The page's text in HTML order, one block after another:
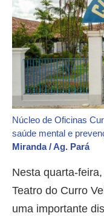
Núcleo de Oficinas
saúde mental e
Miranda / Ag. Pará
Nesta quarta-
Teatro do Curro
uma importante